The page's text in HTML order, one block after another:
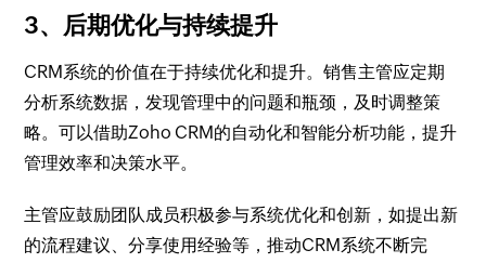
3、后期优化与持续提升
CRM系统的价值在于持续优化和提升。销售主管应定期
分析系统数据，发现管理中的问题和瓶颈，及时调整策
略。可以借助Zoho CRM的自动化和智能分析功能，提升
管理效率和决策水平。
主管应鼓励团队成员积极参与系统优化和创新，如提出新
的流程建议、分享使用经验等，推动CRM系统不断完